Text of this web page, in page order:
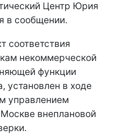
Центр Юрия
в сообщении.
соответствия
некоммерческой
функции
установлен в ходе
управлением
внеплановой